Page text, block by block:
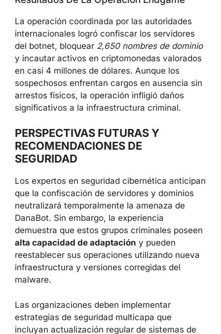
La operación coordinada por las autoridades
internacionales logró confiscar los servidores
del botnet, bloquear 2,650 nombres de dominio
y incautar activos en criptomonedas valorados
en casi 4 millones de dólares. Aunque los
sospechosos enfrentan cargos en ausencia sin
arrestos físicos, la operación infligió daños
significativos a la infraestructura criminal.
PERSPECTIVAS FUTURAS Y
RECOMENDACIONES DE
SEGURIDAD
Los expertos en seguridad cibernética anticipan
que la confiscación de servidores y dominios
neutralizará temporalmente la amenaza de
DanaBot. Sin embargo, la experiencia
demuestra que estos grupos criminales poseen
alta capacidad de adaptación y pueden
reestablecer sus operaciones utilizando nueva
infraestructura y versiones corregidas del
malware.
Las organizaciones deben implementar
estrategias de seguridad multicapa que
incluyan actualización regular de sistemas de